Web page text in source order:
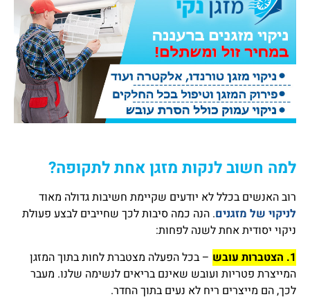
למה חשוב לנקות מזגן אחת לתקופה?
רוב האנשים בכלל לא יודעים שקיימת חשיבות גדולה מאוד
לניקוי של מזגנים. הנה כמה סיבות לכך שחייבים לבצע פעולת
ניקוי יסודית אחת לשנה לפחות:
1. הצטברות עובש
– בכל הפעלה מצטברת לחות בתוך המזגן
המייצרת פטריות ועובש שאינם בריאים לנשימה שלנו. מעבר
לכך, הם מייצרים ריח לא נעים בתוך החדר.